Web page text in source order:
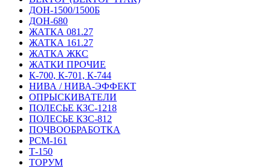
ДОН-1500/1500Б
ДОН-680
ЖАТКА 081.27
ЖАТКА 161.27
ЖАТКА ЖКС
ЖАТКИ ПРОЧИЕ
К-700, К-701, К-744
НИВА / НИВА-ЭФФЕКТ
ОПРЫСКИВАТЕЛИ
ПОЛЕСЬЕ КЗС-1218
ПОЛЕСЬЕ КЗС-812
ПОЧВООБРАБОТКА
РСМ-161
Т-150
ТОРУМ